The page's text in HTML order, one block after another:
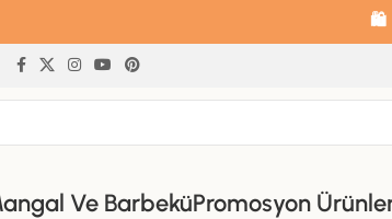
🛍️ 14 gün
Ve BarbeküPromosyon